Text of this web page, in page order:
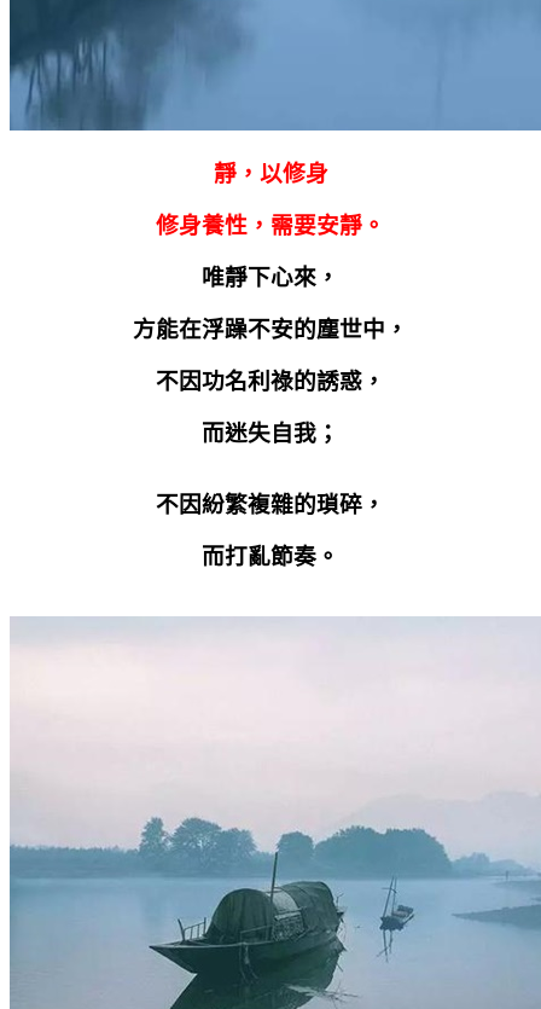
靜，以修身
修身養性，需要安靜。
唯靜下心來，
方能在浮躁不安的塵世中，
不因功名利祿的誘惑，
而迷失自我；
不因紛繁複雜的瑣碎，
而打亂節奏。